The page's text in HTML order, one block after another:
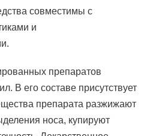
совместимы с
и
препаратов
В его составе присутствует
препарата разжижают
носа, купируют